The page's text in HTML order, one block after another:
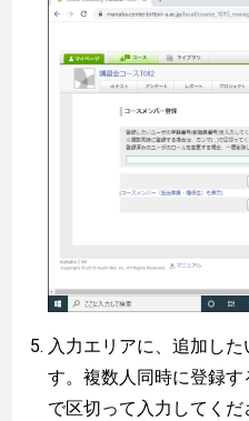
入力エリアに、追加し
す。複数人同時に登録
で区切って入力してくだ